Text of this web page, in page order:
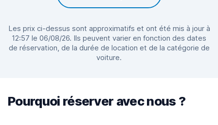
Les prix ci-dessus sont approximatifs et ont été mis à jour à
12:57 le 06/08/26. Ils peuvent varier en fonction des dates
de réservation, de la durée de location et de la catégorie de
voiture.
Pourquoi réserver avec nous ?